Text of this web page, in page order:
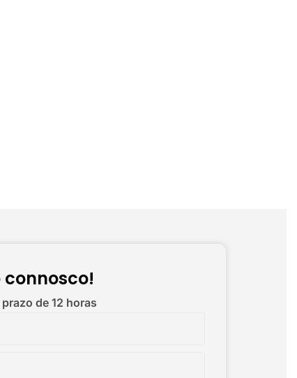
de 12 horas